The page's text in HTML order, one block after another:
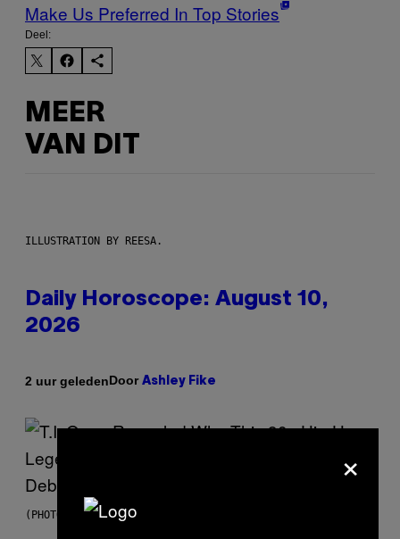
Make Us Preferred In Top Stories
Deel:
MEER
VAN DIT
ILLUSTRATION BY REESA.
Daily Horoscope: August 10,
2026
2 uur geledenDoor Ashley Fike
(PHOTO BY JOHNNY NUNEZ/WIREIMAGE)
×